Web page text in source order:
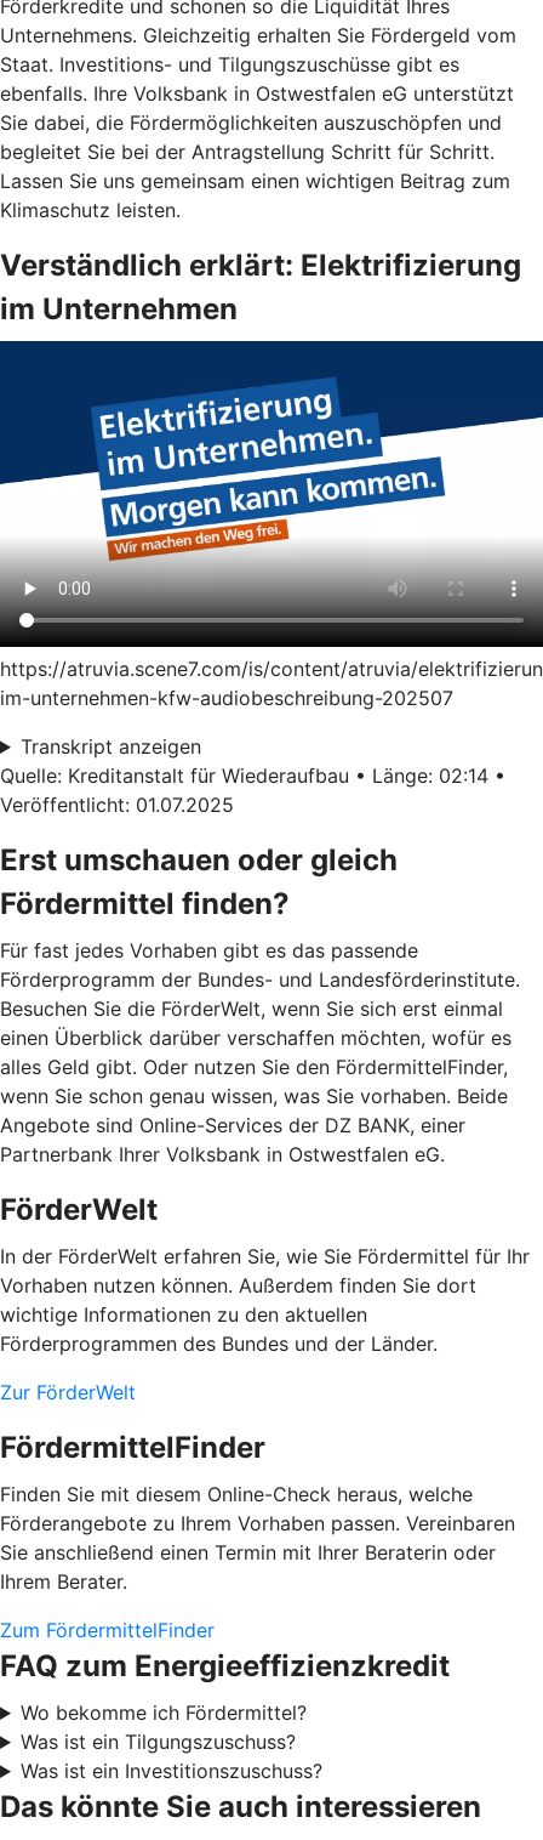
Förderkredite und schonen so die Liquidität Ihres
Unternehmens. Gleichzeitig erhalten Sie Fördergeld vom
Staat. Investitions- und Tilgungszuschüsse gibt es
ebenfalls. Ihre Volksbank in Ostwestfalen eG unterstützt
Sie dabei, die Fördermöglichkeiten auszuschöpfen und
begleitet Sie bei der Antragstellung Schritt für Schritt.
Lassen Sie uns gemeinsam einen wichtigen Beitrag zum
Klimaschutz leisten.
Verständlich erklärt: Elektrifizierung
im Unternehmen
https://atruvia.scene7.com/is/content/atruvia/
im-unternehmen-kfw-audiobeschreibung-202507
Transkript anzeigen
Quelle: Kreditanstalt für Wiederaufbau • Länge: 02:14 •
Veröffentlicht: 01.07.2025
Erst umschauen oder gleich
Fördermittel finden?
Für fast jedes Vorhaben gibt es das passende
Förderprogramm der Bundes- und Landesförderinstitute.
Besuchen Sie die FörderWelt, wenn Sie sich erst einmal
einen Überblick darüber verschaffen möchten, wofür es
alles Geld gibt. Oder nutzen Sie den FördermittelFinder,
wenn Sie schon genau wissen, was Sie vorhaben. Beide
Angebote sind Online-Services der DZ BANK, einer
Partnerbank Ihrer Volksbank in Ostwestfalen eG.
FörderWelt
In der FörderWelt erfahren Sie, wie Sie Fördermittel für Ihr
Vorhaben nutzen können. Außerdem finden Sie dort
wichtige Informationen zu den aktuellen
Förderprogrammen des Bundes und der Länder.
Zur FörderWelt
FördermittelFinder
Finden Sie mit diesem Online-Check heraus, welche
Förderangebote zu Ihrem Vorhaben passen. Vereinbaren
Sie anschließend einen Termin mit Ihrer Beraterin oder
Ihrem Berater.
Zum FördermittelFinder
FAQ zum Energieeffizienzkredit
Wo bekomme ich Fördermittel?
Was ist ein Tilgungszuschuss?
Was ist ein Investitionszuschuss?
Das könnte Sie auch interessieren